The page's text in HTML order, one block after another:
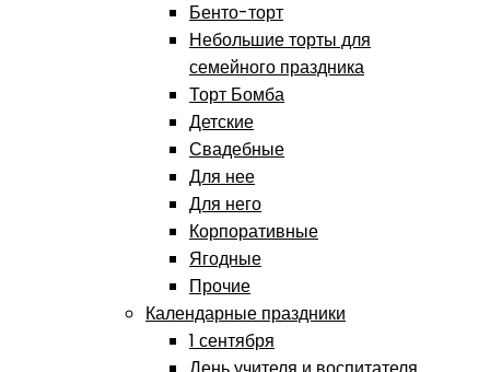
Бенто-торт
Небольшие торты для
семейного праздника
Торт Бомба
Детские
Свадебные
Для нее
Для него
Корпоративные
Ягодные
Прочие
Календарные праздники
1 сентября